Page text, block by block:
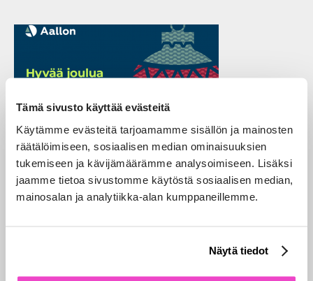
Tämä sivusto käyttää evästeitä
Käytämme evästeitä tarjoamamme sisällön ja mainosten
räätälöimiseen, sosiaalisen median ominaisuuksien
tukemiseen ja kävijämäärämme analysoimiseen. Lisäksi
jaamme tietoa sivustomme käytöstä sosiaalisen median,
mainosalan ja analytiikka-alan kumppaneillemme.
Näytä tiedot
Kiitos kuluneesta vuodesta 2021!
20.12.2021